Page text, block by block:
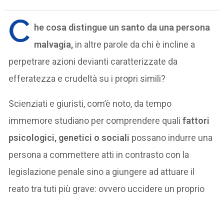
C he cosa distingue un santo da una persona
malvagia, in altre parole da chi è incline a
perpetrare azioni devianti caratterizzate da
efferatezza e crudeltà su i propri simili?
Scienziati e giuristi, com’è noto, da tempo
immemore studiano per comprendere qualifattori
psicologici, genetici o sociali possano indurre una
persona a commettere atti in contrasto con la
legislazione penale sino a giungere ad attuare il
reato tra tuti più grave: ovvero uccidere un proprio